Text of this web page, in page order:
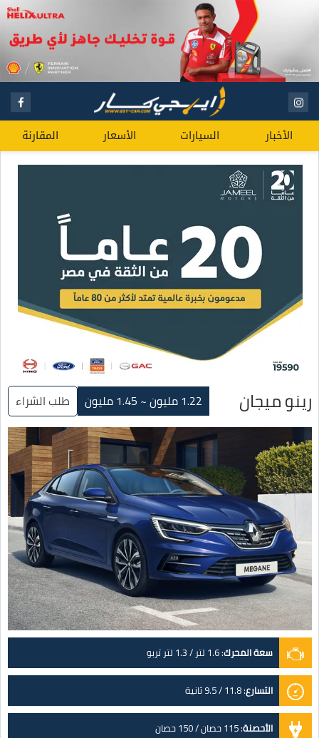
الأخبار السيارات الأسعار المقارنة
رينو ميجان 1.22 مليون ~ 1.45 مليون طلب الشراء
سعة المحرك:1.6 لتر / 1.3 لتر تربو
التسارع:11.8 / 9.5 ثانية
الأحصنة:115 حصان / 150 حصان